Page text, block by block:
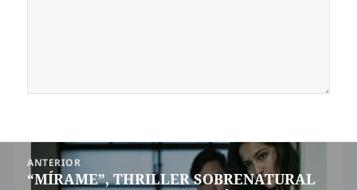
Navegación
ANTERIOR
Entrada
“MÍRAME”, THRILLER SOBRENATURAL